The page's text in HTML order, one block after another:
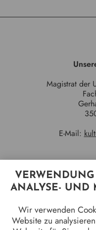
ANALYSE- UND
Wir verwenden
Website zu
Magistrat der
E-Mail:
8